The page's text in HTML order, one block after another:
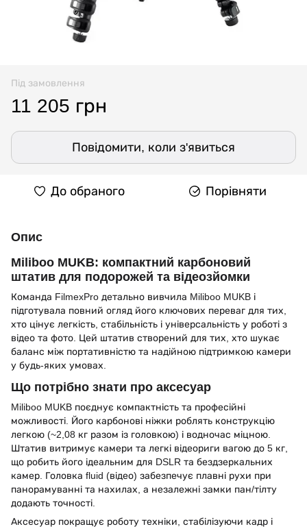
Під замовлення
11 205 грн
Повідомити, коли з'явиться
До обраного Порівняти
Опис
Miliboo MUKB: компактний карбоновий
штатив для подорожей та відеозйомки
Команда FilmexPro детально вивчила Miliboo MUKB і
підготувала повний огляд його ключових переваг для тих,
хто цінує легкість, стабільність і універсальність у роботі з
відео та фото. Цей штатив створений для тих, хто шукає
баланс між портативністю та надійною підтримкою камери
у будь-яких умовах.
Що потрібно знати про аксесуар
Miliboo MUKB поєднує компактність та професійні
можливості. Його карбонові ніжки роблять конструкцію
легкою (~2,08 кг разом із головкою) і водночас міцною.
Штатив витримує камери та легкі відеориги вагою до 5 кг,
що робить його ідеальним для DSLR та бездзеркальних
камер. Головка fluid (відео) забезпечує плавні рухи при
панорамуванні та нахилах, а незалежні замки пан/тілту
додають точності.
Аксесуар покращує роботу техніки, стабілізуючи кадр і